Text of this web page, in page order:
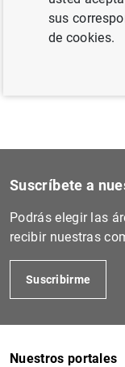
Anterior
Suscríbete a
Podrás elegir las
recibir nuestras
Suscribirme
Nuestros portales
sus
de cookies.